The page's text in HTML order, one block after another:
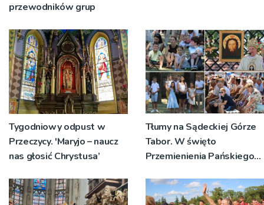
przewodników grup
Tygodniowy odpust w
Przeczycy. 'Maryjo – naucz
nas głosić Chrystusa’
Tłumy na Sądeckiej Górze
Tabor. W święto
Przemienienia Pańskiego
znaczeniu Sakramentów
[ZDJĘCIA]